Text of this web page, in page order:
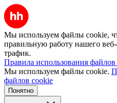
Мы используем файлы cookie,
правильную работу нашего веб-
трафик.
Правила использования
Мы используем файлы cookie.
файлов cookie
Понятно